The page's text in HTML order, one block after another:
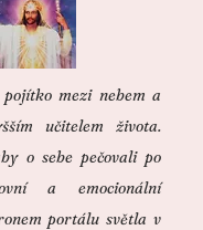
mezi nebem a
učitelem života.
o sebe pečovali po
a emocionální
portálu světla v